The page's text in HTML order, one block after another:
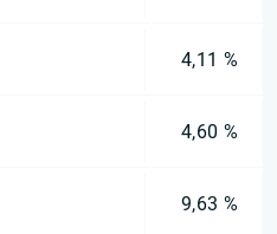
4,11 %
4,60 %
9,63 %